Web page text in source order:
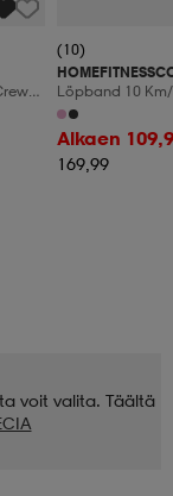
(10)
Löpband 10
Manuaalinen
Led-Display
Alkaen
169,99
voit valita. Täältä